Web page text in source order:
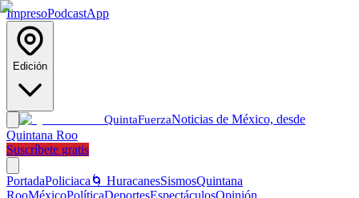
ImpresoPodcastApp
Edición
QuintaFuerzaNoticias de México, desde
Quintana Roo
Suscríbete gratis
PortadaPoliciaca 🌀 HuracanesSismosQuintana
RooMéxicoPolíticaDeportesEspectáculosOpinión